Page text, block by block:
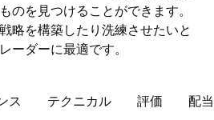
のを見つけることができます。
略を構築したり洗練させたいと
ーダーに最適です。
ス テクニカル 評価 配当